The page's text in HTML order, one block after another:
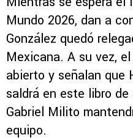
Mundo 2026, dan a
González quedó
Mexicana. A su vez,
abierto y señalan que
saldrá en este libro
Gabriel Milito
equipo.